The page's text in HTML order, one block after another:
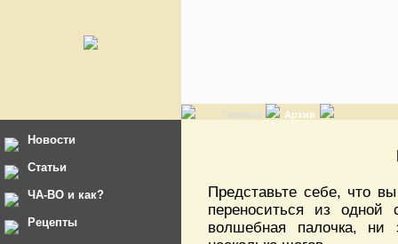
Главная Архив
Новости
Статьи
ЧА-ВО и как?
Рецепты
Представьте себе, что
переноситься из
волшебная палочка, ни